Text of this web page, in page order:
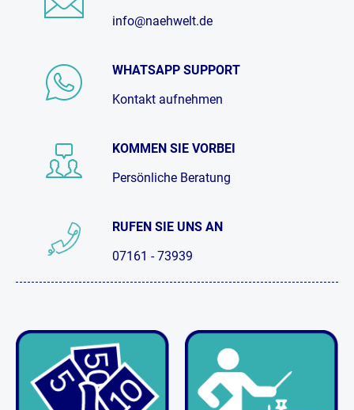
info@naehwelt.de
WHATSAPP SUPPORT
Kontakt aufnehmen
KOMMEN SIE VORBEI
Persönliche Beratung
RUFEN SIE UNS AN
07161 - 73939